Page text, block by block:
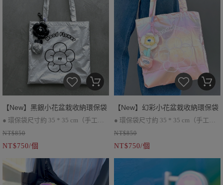
銀色款表面有些微氣泡及組裝痕
跡，不引響正常使用
如果對組裝痕跡比較在意，請選擇黑
色款喔
♡
【New】黑銀小花盆栽收納環保袋
● 環保袋尺寸約 35 * 35 cm（手工測
量會有些許誤差）
● 折疊後可收納於盆栽內
● 環保袋與盆栽可分開使用 （可肩背)
● 因批次不同，環保袋會有顏色上的
NT$850
NT$750/個
【New】幻彩小花盆栽收納環保袋
● 環保袋尺寸約 35 * 35 cm（手工測
量會有些許誤差）
● 折疊後可收納於盆栽內
● 因批次不同，環保袋會有顏色上的
NT$850
NT$750/個